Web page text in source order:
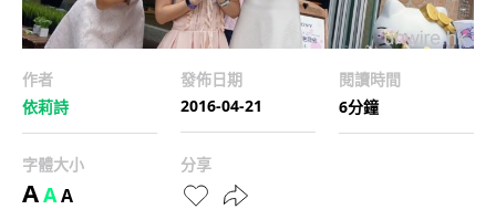
作者
依莉詩
發佈日期
2016-04-21
閱讀時間
6分鐘
字體大小
AAA
分享